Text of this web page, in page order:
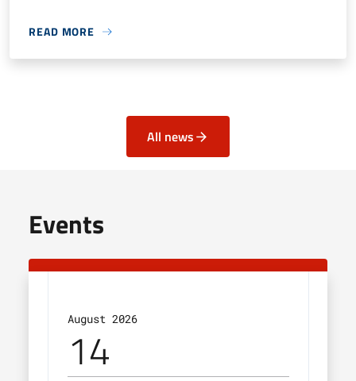
READ MORE
All news
Events
August 2026
14